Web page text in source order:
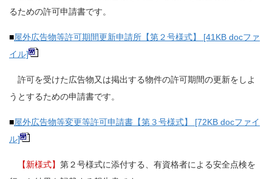
るための許可申請書です。
■屋外広告物等許可期間更新申請所【第２号様式】 [41KB docファ
イル]
許可を受けた広告物又は掲出する物件の許可期間の更新をしよ
うとするための申請書です。
■屋外広告物等変更等許可申請書【第３号様式】 [72KB docファイ
ル]
【新様式】 第２号様式に添付する、有資格者による安全点検を